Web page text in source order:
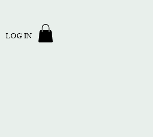
LOG IN